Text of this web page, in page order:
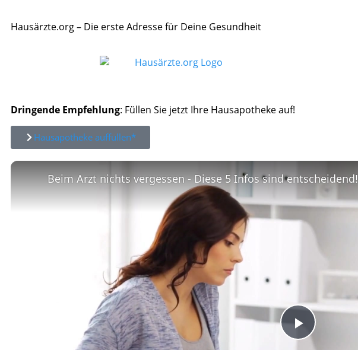
Hausärzte.org – Die erste Adresse für Deine Gesundheit
Dringende Empfehlung: Füllen Sie jetzt Ihre Hausapotheke auf!
Hausapotheke auffüllen*
Play
Beim Arzt nichts vergessen - Diese 5 Infos sind entscheidend!